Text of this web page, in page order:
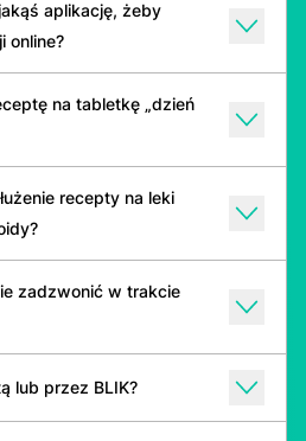
aplikację, żeby
online?
na tabletkę „dzień
recepty na leki
zadzwonić w trakcie
lub przez BLIK?